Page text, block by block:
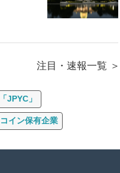
注目・速報一覧
JPYC」
イン保有企業